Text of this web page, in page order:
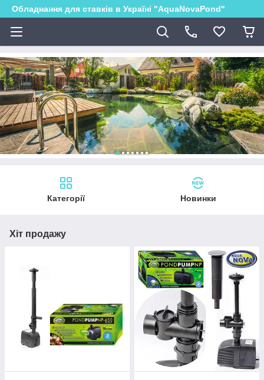
Обладнання для ставків в Україні "AquaNovaPond"
Категорії Новинки
Хіт продажу